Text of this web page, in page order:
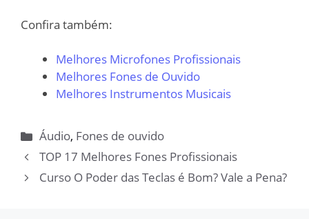
Confira também:
Melhores Microfones Profissionais
Melhores Fones de Ouvido
Melhores Instrumentos Musicais
Categorias
Áudio, Fones de ouvido
TOP 17 Melhores Fones Profissionais
Curso O Poder das Teclas é Bom? Vale a Pena?